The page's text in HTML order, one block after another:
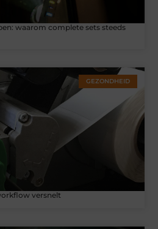
waarom complete sets steeds
GEZONDHEID
versnelt